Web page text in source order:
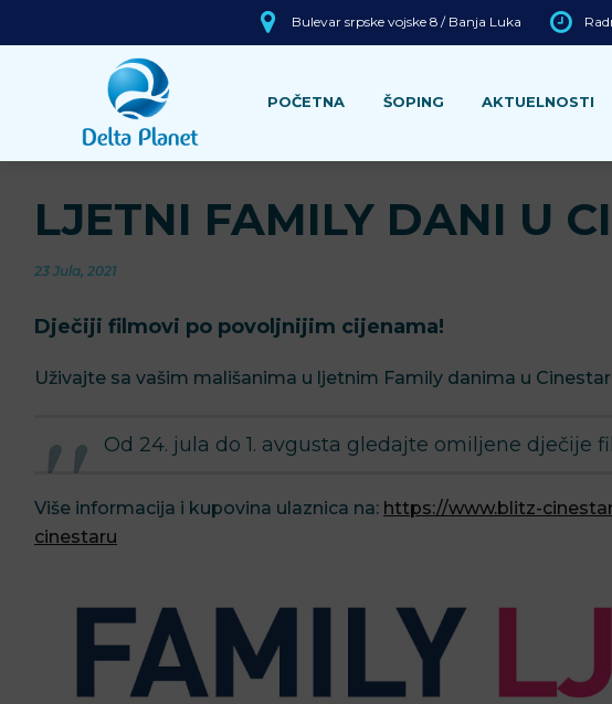
Bulevar srpske vojske 8 / Banja Luka
POČETNA ŠOPING AKTUELNOSTI
LJETNI FAMILY DANI U
23 Jula, 2021
Dječiji filmovi po povoljnijim cijenama!
Uživajte sa vašim mališanima u ljetnim Family danima u
Od 24. jula do 1. avgusta gledajte omiljene dječije
Više informacija i kupovina ulaznica na: https://www.blitz-
cinestaru